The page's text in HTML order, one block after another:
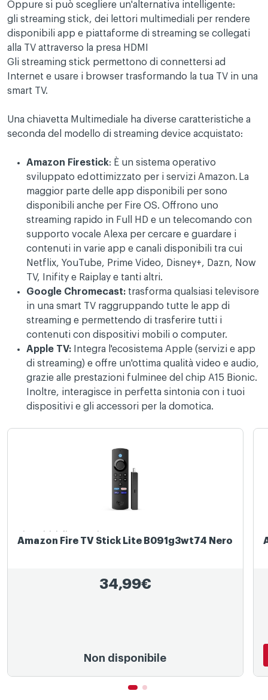
Oppure si può scegliere un'alternativa intelligente:
gli streaming stick, dei lettori multimediali per rendere
disponibili app e piattaforme di streaming se collegati
alla TV attraverso la presa HDMI
Gli streaming stick permettono di connettersi ad
Internet e usare i browser trasformando la tua TV in una
smart TV.
Una chiavetta Multimediale ha diverse caratteristiche a
seconda del modello di streaming device acquistato:
Amazon Firestick: È un sistema operativo
sviluppato ed ottimizzato per i servizi Amazon. La
maggior parte delle app disponibili per sono
disponibili anche per Fire OS. Offrono uno
streaming rapido in Full HD e un telecomando con
supporto vocale Alexa per cercare e guardare i
contenuti in varie app e canali disponibili tra cui
Netflix, YouTube, Prime Video, Disney+, Dazn, Now
TV, Inifity e Raiplay e tanti altri.
Google Chromecast: trasforma qualsiasi televisore
in una smart TV raggruppando tutte le app di
streaming e permettendo di trasferire tutti i
contenuti con dispositivi mobili o computer.
Apple TV:
Integra l'ecosistema Apple (servizi e app
di streaming) e offre un'ottima qualità video e audio,
grazie alle prestazioni fulminee del chip A15 Bionic.
Inoltre, interagisce in perfetta sintonia con i tuoi
dispositivi e gli accessori per la domotica.
Amazon Fire TV Stick Lite B091g3wt74 Nero
34,99€
Non disponibile